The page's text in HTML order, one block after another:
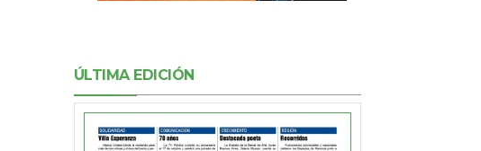
ÚLTIMA EDICIÓN